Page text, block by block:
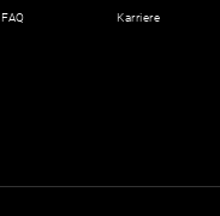
FAQ Karriere